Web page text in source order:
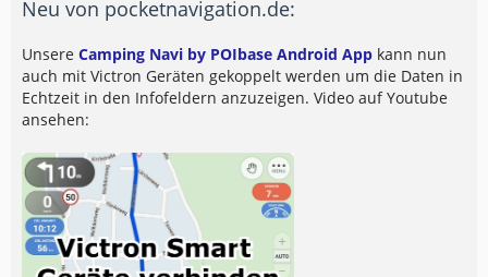
Neu von pocketnavigation.de:
Unsere Camping Navi by POIbase Android App kann nun
auch mit Victron Geräten gekoppelt werden um die Daten in
Echtzeit in den Infofeldern anzuzeigen. Video auf Youtube
ansehen: